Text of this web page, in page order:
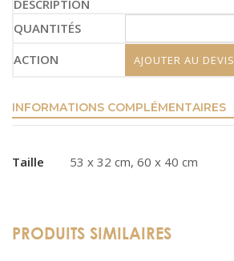
AJOUTER AU DEVIS
INFORMATIONS COMPLÉMENTAIRES
Taille 53 x 32 cm, 60 x 40 cm
PRODUITS SIMILAIRES